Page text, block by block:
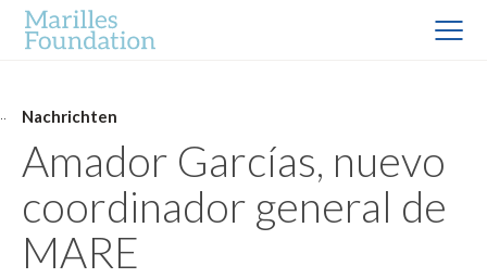
Nachrichten
Amador Garcías, nuevo
coordinador general de
MARE